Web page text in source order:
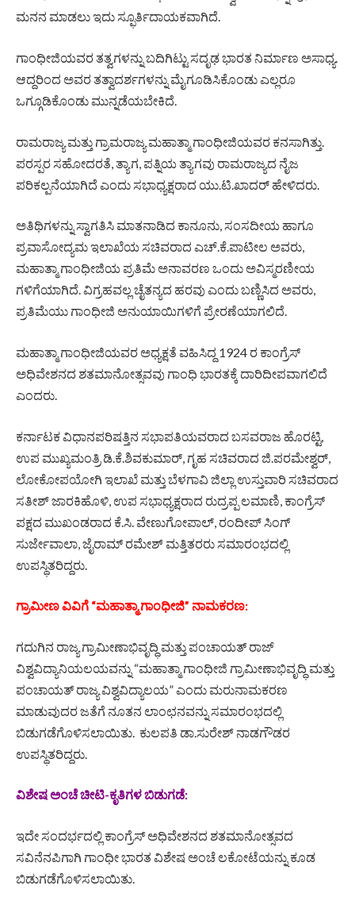
ಮನನ ಮಾಡಲು ಇದು ಸ್ಫೂರ್ತಿದಾಯಕವಾಗಿದೆ.
ಗಾಂಧೀಜಿಯವರ ತತ್ವಗಳನ್ನು ಬದಿಗಿಟ್ಟು ಸದೃಢ ಭಾರತ ನಿರ್ಮಾಣ ಅಸಾಧ್ಯ.
ಆದ್ದರಿಂದ ಅವರ ತತ್ವಾದರ್ಶಗಳನ್ನು ಮೈಗೂಡಿಸಿಕೊಂಡು ಎಲ್ಲರೂ
ಒಗ್ಗೂಡಿಕೊಂಡು ಮುನ್ನಡೆಯಬೇಕಿದೆ.
ರಾಮರಾಜ್ಯ‌ ಮತ್ತು ಗ್ರಾಮರಾಜ್ಯ ಮಹಾತ್ಮಾ ಗಾಂಧೀಜಿಯವರ ಕನಸಾಗಿತ್ತು.
ಪರಸ್ಪರ ಸಹೋದರತೆ, ತ್ಯಾಗ, ಪತ್ನಿಯ ತ್ಯಾಗವು ರಾಮರಾಜ್ಯದ‌ ನೈಜ
ಪರಿಕಲ್ಪನೆಯಾಗಿದೆ ಎಂದು ಸಭಾಧ್ಯಕ್ಷರಾದ ಯು.ಟಿ.ಖಾದರ್ ಹೇಳಿದರು.
ಅತಿಥಿಗಳನ್ನು ಸ್ವಾಗತಿಸಿ ಮಾತನಾಡಿದ ಕಾನೂನು, ಸಂಸದೀಯ ಹಾಗೂ
ಪ್ರವಾಸೋದ್ಯಮ ಇಲಾಖೆಯ ಸಚಿವರಾದ ಎಚ್.ಕೆ.ಪಾಟೀಲ ಅವರು,
ಮಹಾತ್ಮಾ ಗಾಂಧೀಜಿಯ ಪ್ರತಿಮೆ‌ ಅನಾವರಣ ಒಂದು ಅವಿಸ್ಮರಣೀಯ
ಗಳಿಗೆಯಾಗಿದೆ. ವಿಗ್ರಹವಲ್ಲ ಚೈತನ್ಯದ ಹರವು ಎಂದು ಬಣ್ಣಿಸಿದ ಅವರು,
ಪ್ರತಿಮೆಯು ಗಾಂಧೀಜಿ ಅನುಯಾಯಿಗಳಿಗೆ ಪ್ರೇರಣೆಯಾಗಲಿದೆ.
ಮಹಾತ್ಮಾ ಗಾಂಧೀಜಿಯವರ ಅಧ್ಯಕ್ಷತೆ ವಹಿಸಿದ್ದ 1924 ರ ಕಾಂಗ್ರೆಸ್
ಅಧಿವೇಶನದ ಶತಮಾನೋತ್ಸವವು ಗಾಂಧಿ ಭಾರತಕ್ಕೆ ದಾರಿದೀಪವಾಗಲಿದೆ
ಎಂದರು.
ಕರ್ನಾಟಕ ವಿಧಾನಪರಿಷತ್ತಿನ ಸಭಾಪತಿಯವರಾದ ಬಸವರಾಜ ಹೊರಟ್ಟಿ,
ಉಪ ಮುಖ್ಯಮಂತ್ರಿ ಡಿ.ಕೆ.ಶಿವಕುಮಾರ್, ಗೃಹ ಸಚಿವರಾದ ಜಿ.ಪರಮೇಶ್ವರ್,
ಲೋಕೋಪಯೋಗಿ ಇಲಾಖೆ ಮತ್ತು ಬೆಳಗಾವಿ ಜಿಲ್ಲಾ ಉಸ್ತುವಾರಿ ಸಚಿವರಾದ
ಸತೀಶ್ ಜಾರಕಿಹೊಳಿ, ಉಪ ಸಭಾಧ್ಯಕ್ಷರಾದ ರುದ್ರಪ್ಪ ಲಮಾಣಿ, ಕಾಂಗ್ರೆಸ್
ಪಕ್ಷದ ಮುಖಂಡರಾದ ಕೆ.ಸಿ. ವೇಣುಗೋಪಾಲ್, ರಂದೀಪ್ ಸಿಂಗ್
ಸುರ್ಜೇವಾಲಾ, ಜೈರಾಮ್ ರಮೇಶ್ ಮತ್ತಿತರರು ಸಮಾರಂಭದಲ್ಲಿ
ಉಪಸ್ಥಿತರಿದ್ದರು.
ಗ್ರಾಮೀಣ ವಿವಿಗೆ “ಮಹಾತ್ಮಾ‌ ಗಾಂಧೀಜಿ” ನಾಮಕರಣ:
ಗದುಗಿನ ರಾಜ್ಯ ಗ್ರಾಮೀಣಾಭಿವೃದ್ಧಿ ಮತ್ತು ಪಂಚಾಯತ್ ರಾಜ್
ವಿಶ್ವವಿದ್ಯಾನಿಯಲಯವನ್ನು “ಮಹಾತ್ಮಾ ಗಾಂಧೀಜಿ ಗ್ರಾಮೀಣಾಭಿವೃದ್ಧಿ ಮತ್ತು
ಪಂಚಾಯತ್ ರಾಜ್ಯ ವಿಶ್ವವಿದ್ಯಾಲಯ” ಎಂದು ಮರುನಾಮಕರಣ‌
ಮಾಡುವುದರ ಜತೆಗೆ ನೂತನ ಲಾಂಛನವನ್ನು ಸಮಾರಂಭದಲ್ಲಿ
ಬಿಡುಗಡೆಗೊಳಿಸಲಾಯಿತು. ಕುಲಪತಿ ಡಾ.ಸುರೇಶ್ ನಾಡಗೌಡರ
ಉಪಸ್ಥಿತರಿದ್ದರು.
ವಿಶೇಷ ಅಂಚೆ ಚೀಟಿ-ಕೃತಿಗಳ ಬಿಡುಗಡೆ:
ಇದೇ ಸಂದರ್ಭದಲ್ಲಿ ಕಾಂಗ್ರೆಸ್ ಅಧಿವೇಶನದ ಶತಮಾನೋತ್ಸವದ
ಸವಿನೆನಪಿಗಾಗಿ ಗಾಂಧೀ ಭಾರತ ವಿಶೇಷ ಅಂಚೆ ಲಕೋಟೆಯನ್ನು ಕೂಡ
ಬಿಡುಗಡೆಗೊಳಿಸಲಾಯಿತು.